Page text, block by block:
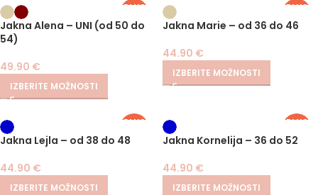
PLUS
Jakna Alena – UNI (od 50 do
54)
49.90 €
IZBERITE MOŽNOSTI
PLUS
Jakna Marie – od 36 do 46
44.90 €
IZBERITE MOŽNOSTI
PLUS
Jakna Lejla – od 38 do 48
44.90 €
IZBERITE MOŽNOSTI
PLUS
Jakna Kornelija – 36 do 52
44.90 €
IZBERITE MOŽNOSTI